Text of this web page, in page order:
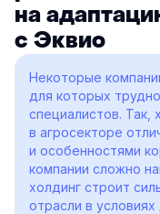
на
с Эквио
Некоторые
для которых
специалистов. Так,
в агросекторе
и особенностями
компании сложно
холдинг строит
отрасли в